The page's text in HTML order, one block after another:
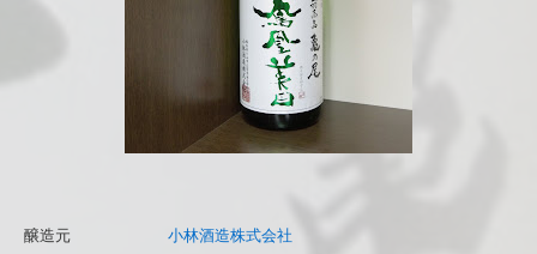
醸造元
小林酒造株式会社